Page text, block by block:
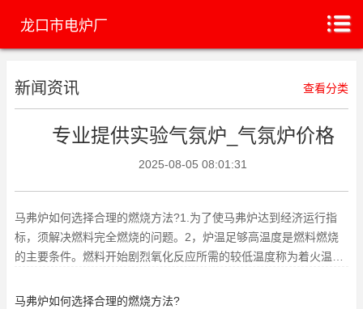
龙口市电炉厂
新闻资讯 查看分类
专业提供实验气氛炉_气氛炉价格
2025-08-05 08:01:31
马弗炉如何选择合理的燃烧方法?1.为了使马弗炉达到经济运行指
标，须解决燃料完全燃烧的问题。2，炉温足够高温度是燃料燃烧
的主要条件。燃料开始剧烈氧化反应所需的较低温度称为着火温
马弗炉如何选择合理的燃烧方法?